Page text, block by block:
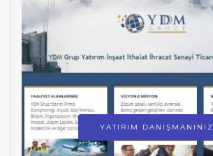
YATIRIM DANIŞMANINIZ